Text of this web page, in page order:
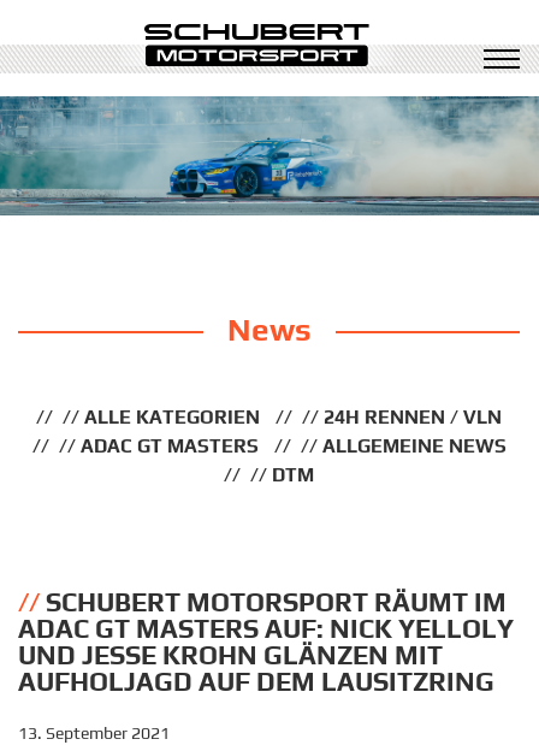
News
ALLE KATEGORIEN
24H RENNEN / VLN
ADAC GT MASTERS
ALLGEMEINE NEWS
DTM
SCHUBERT MOTORSPORT RÄUMT IM
ADAC GT MASTERS AUF: NICK YELLOLY
UND JESSE KROHN GLÄNZEN MIT
AUFHOLJAGD AUF DEM LAUSITZRING
13. September 2021